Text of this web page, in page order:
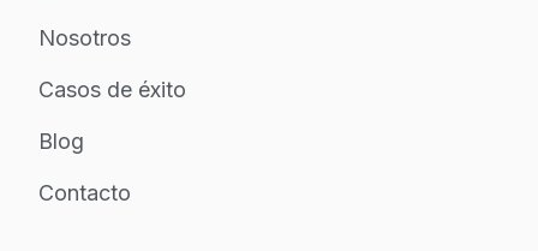
Nosotros
Casos de éxito
Blog
Contacto